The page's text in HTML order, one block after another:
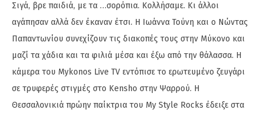
Σιγά, βρε παιδιά, με τα …σορόπια. Κολλήσαμε. Κι άλλοι
αγάπησαν αλλά δεν έκαναν έτσι. Η Ιωάννα Τούνη και ο Νώντας
Παπαντωνίου συνεχίζουν τις διακοπές τους στην Μύκονο και
μαζί τα χάδια και τα φιλιά μέσα και έξω από την θάλασσα. Η
κάμερα του Mykonos Live TV εντόπισε το ερωτευμένο ζευγάρι
σε τρυφερές στιγμές στο Kensho στην Ψαρρού. Η
Θεσσαλονικιά πρώην παίκτρια του My Style Rocks έδειξε στα